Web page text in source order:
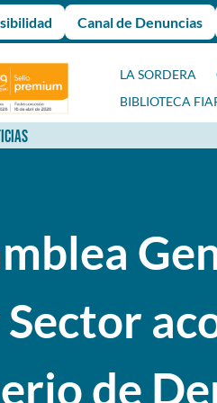
Canal de Denuncias
LA SORDERA
BIBLIOTECA
de